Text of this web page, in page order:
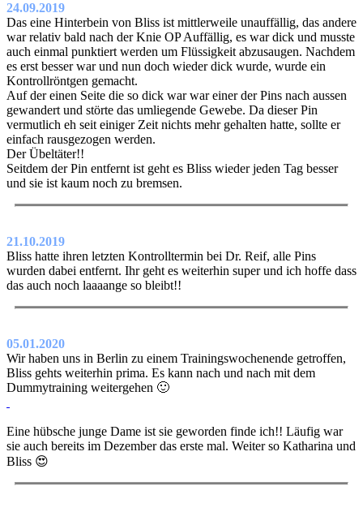
24.09.2019
Das eine Hinterbein von Bliss ist mittlerweile unauffällig, das andere
war relativ bald nach der Knie OP Auffällig, es war dick und musste
auch einmal punktiert werden um Flüssigkeit abzusaugen. Nachdem
es erst besser war und nun doch wieder dick wurde, wurde ein
Kontrollröntgen gemacht.
Auf der einen Seite die so dick war war einer der Pins nach aussen
gewandert und störte das umliegende Gewebe. Da dieser Pin
vermutlich eh seit einiger Zeit nichts mehr gehalten hatte, sollte er
einfach rausgezogen werden.
Der Übeltäter!!
Seitdem der Pin entfernt ist geht es Bliss wieder jeden Tag besser
und sie ist kaum noch zu bremsen.
21.10.2019
Bliss hatte ihren letzten Kontrolltermin bei Dr. Reif, alle Pins
wurden dabei entfernt. Ihr geht es weiterhin super und ich hoffe dass
das auch noch laaaange so bleibt!!
05.01.2020
Wir haben uns in Berlin zu einem Trainingswochenende getroffen,
Bliss gehts weiterhin prima. Es kann nach und nach mit dem
Dummytraining weitergehen 🙂
Eine hübsche junge Dame ist sie geworden finde ich!! Läufig war
sie auch bereits im Dezember das erste mal. Weiter so Katharina und
Bliss 😍